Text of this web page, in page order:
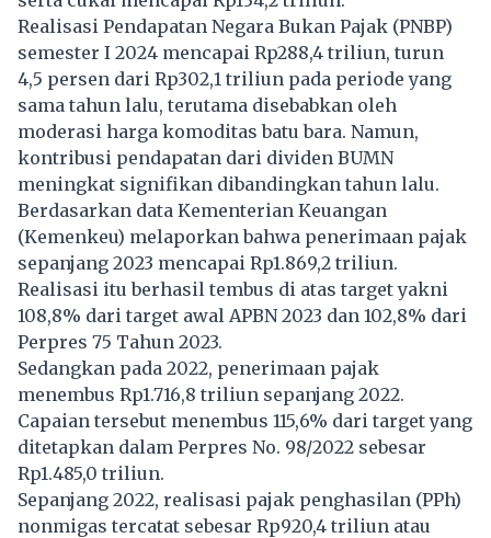
Realisasi Pendapatan Negara Bukan Pajak (PNBP)
semester I 2024 mencapai Rp288,4 triliun, turun
4,5 persen dari Rp302,1 triliun pada periode yang
sama tahun lalu, terutama disebabkan oleh
moderasi harga komoditas batu bara. Namun,
kontribusi pendapatan dari dividen BUMN
meningkat signifikan dibandingkan tahun lalu.
Berdasarkan data Kementerian Keuangan
(Kemenkeu) melaporkan bahwa penerimaan pajak
sepanjang 2023 mencapai Rp1.869,2 triliun.
Realisasi itu berhasil tembus di atas target yakni
108,8% dari target awal APBN 2023 dan 102,8% dari
Perpres 75 Tahun 2023.
Sedangkan pada 2022, penerimaan pajak
menembus Rp1.716,8 triliun sepanjang 2022.
Capaian tersebut menembus 115,6% dari target yang
ditetapkan dalam Perpres No. 98/2022 sebesar
Rp1.485,0 triliun.
Sepanjang 2022, realisasi pajak penghasilan (PPh)
nonmigas tercatat sebesar Rp920,4 triliun atau